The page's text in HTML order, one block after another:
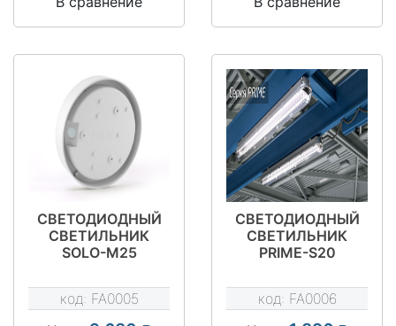
СВЕТОДИОДНЫЙ
СВЕТИЛЬНИК
SOLO-M25
код: FA0005
СВЕТОДИОДНЫЙ
СВЕТИЛЬНИК
PRIME-S20
код: FA0006